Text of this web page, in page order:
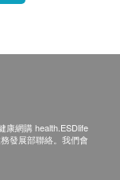
康網購 health.ESDlife
發展部聯絡。我們會